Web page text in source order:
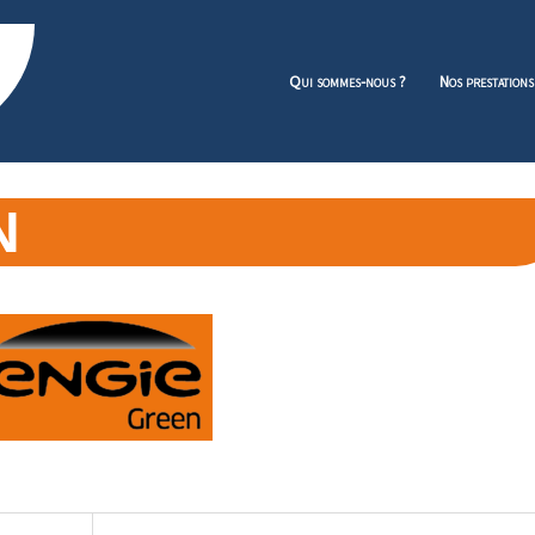
Qui sommes-nous ? Nos prestations